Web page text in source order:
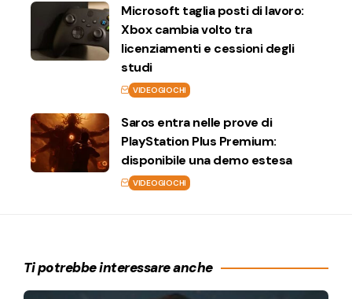
Microsoft taglia posti di lavoro:
Xbox cambia volto tra
licenziamenti e cessioni degli
studi
VIDEOGIOCHI
Saros entra nelle prove di
PlayStation Plus Premium:
disponibile una demo estesa
VIDEOGIOCHI
Ti potrebbe interessare anche